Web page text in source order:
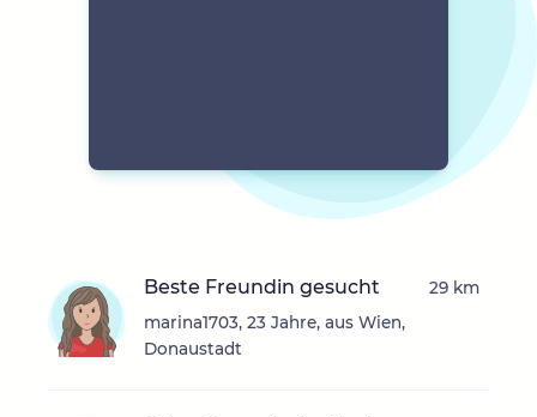
Beste Freundin gesucht
marina1703, 23 Jahre, aus Wien,
Donaustadt
29 km